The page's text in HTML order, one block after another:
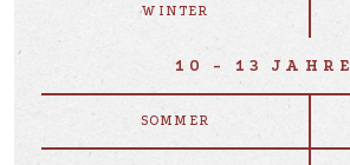
WINTER
10 - 13 JAHRE
SOMMER